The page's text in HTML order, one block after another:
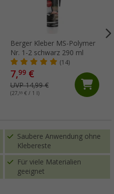
Berger Kleber MS-Polymer
Nr. 1-2 schwarz 290 ml
(14)
7,99€
UVP 14,99 €
(27,55€ / 1 l)
Saubere Anwendung ohne
Klebereste
Für viele Materialien
geeignet